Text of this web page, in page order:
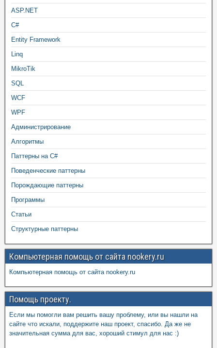
ASP.NET
C#
Entity Framework
Linq
MikroTik
SQL
WCF
WPF
Администрирование
Алгоритмы
Паттерны на C#
Поведенческие паттерны
Порождающие паттерны
Программы
Статьи
Структурные паттерны
Компьютерная помощь от сайта nookery.ru
Компьютерная помощь от сайта nookery.ru
Помощь проекту.
Если мы помогли вам решить вашу проблему, или вы нашли на
сайте что искали, поддержите наш проект, спасибо. Да же не
значительная сумма для вас, хороший стимул для нас :)